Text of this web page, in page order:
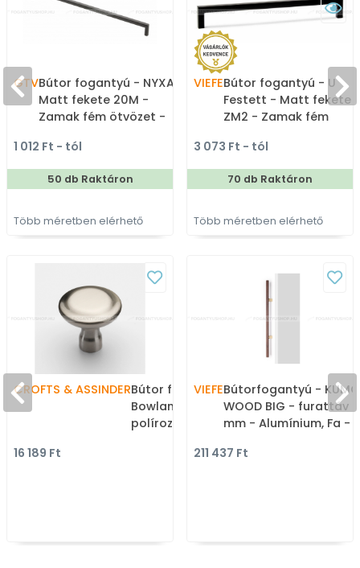
GTVBútor fogantyú - NYXA -
Matt fekete 20M -
Zamak fém ötvözet -
színes fém
bútorfogantyú
1 012 Ft - tól
50 db Raktáron
Több méretben elérhető
VIEFEBútor fogantyú - U
Festett - Matt fekete
ZM2 - Zamak fém
gyártott színes fém
bútorfogantyú
3 073 Ft - tól
70 db Raktáron
Több méretben elérhető
CROFTS & ASSINDERBútor fogantyú -
Bowland 38 - 1 furatos -
polírozott nikkel - Réz -
bútorgomb
16 189 Ft
VIEFEBútorfogantyú - KUMO
WOOD BIG - furattáv
mm - Alumínium, Fa -
bútorfogantyú
211 437 Ft